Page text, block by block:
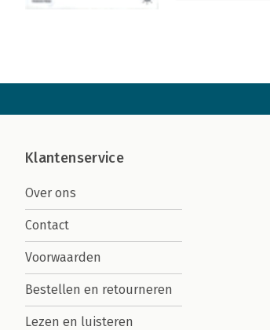
Klantenservice
Over ons
Contact
Voorwaarden
Bestellen en retourneren
Lezen en luisteren